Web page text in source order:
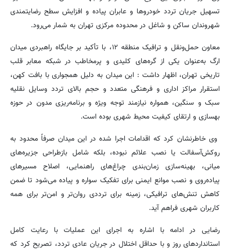
تسهیل جریان تردد خودروها و عابران پیاده و افزایش سطح رضایتمندی
شهروندان ساکن و شاغل در محدوده مرکزی تهران به شمار می‌رود.
معاون حمل‌ونقل و ترافیک منطقه ۱۲، با تأکید بر جایگاه راهبردی میدان
ارگ به‌عنوان یکی از گره‌های کلیدی و پرمخاطب در شبکه معابر قلب
تاریخی تهران، اظهار داشت : این میدان به دلیل همجواری با بافت کهن،
استقرار مراکز اداری و فرهنگی متعدد و حجم بالای تردد وسایل نقلیه
سبک و سنگین، همواره نیازمند توجه ویژه و برنامه‌ریزی مدون در حوزه
بهسازی و ارتقای کیفیت محیط شهری بوده است.
وی خاطرنشان کرد که اقدامات اجرا شده در این میدان صرفاً محدود به
روکش‌آسفالت یا نصب علائم نبوده، بلکه شامل بازطراحی جزیره‌های
میانی، بهینه‌سازی زمان‌بندی چراغ‌های راهنمایی، اصلاح مسیرهای
پیاده‌روی و نصب موانع ایمنی برای تفکیک سواره و پیاده می‌شود تا ضمن
کاهش تنش‌های ترافیکی، زمینه برای ترددی روان‌تر و امن‌تر برای همه
کاربران شهری فراهم آید.
رضایی در ادامه با اشاره به اجرای این عملیات با رعایت کامل
استانداردهای روز و با حداقل اختلال در جریان عادی تردد، تصریح کرد که